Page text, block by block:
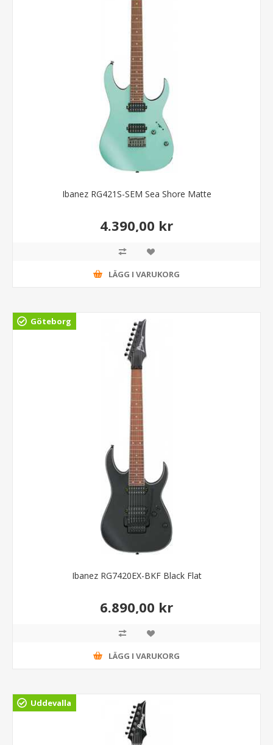
Ibanez RG421S-SEM Sea Shore Matte
4.390,00 kr
LÄGG I VARUKORG
Göteborg
Ibanez RG7420EX-BKF Black Flat
6.890,00 kr
LÄGG I VARUKORG
Uddevalla